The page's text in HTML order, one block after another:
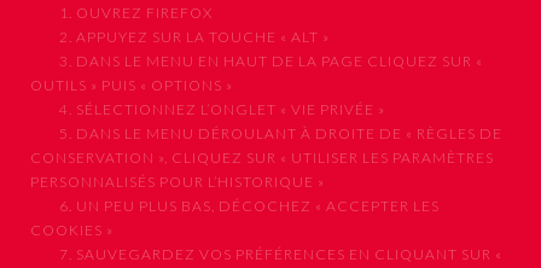
1. OUVREZ FIREFOX
2. APPUYEZ SUR LA TOUCHE « ALT »
3. DANS LE MENU EN HAUT DE LA PAGE CLIQUEZ SUR «
OUTILS » PUIS « OPTIONS »
4. SÉLECTIONNEZ L’ONGLET « VIE PRIVÉE »
5. DANS LE MENU DÉROULANT À DROITE DE « RÈGLES DE
CONSERVATION », CLIQUEZ SUR « UTILISER LES PARAMÈTRES
PERSONNALISÉS POUR L’HISTORIQUE »
6. UN PEU PLUS BAS, DÉCOCHEZ « ACCEPTER LES
COOKIES »
7. SAUVEGARDEZ VOS PRÉFÉRENCES EN CLIQUANT SUR «